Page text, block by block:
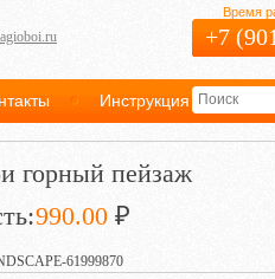
Время
+7
Инструкция
горный пейзаж
990.00 ₽
61999870